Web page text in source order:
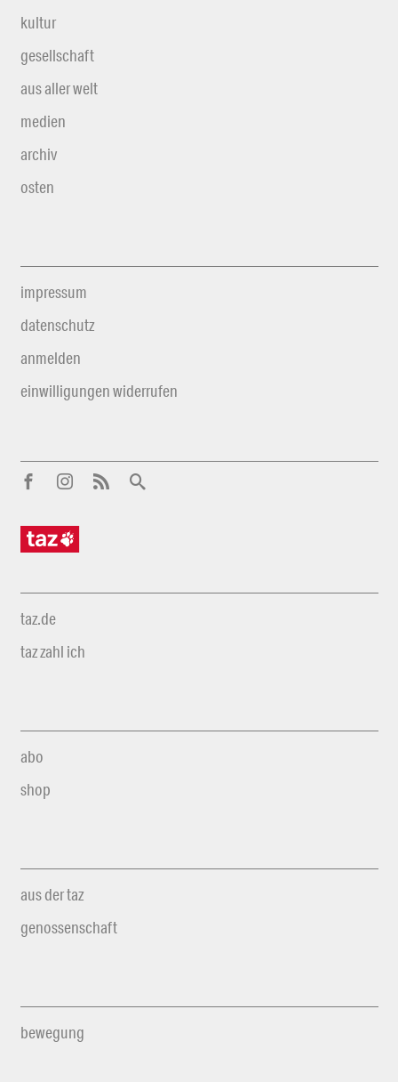
kultur
gesellschaft
aus aller welt
medien
archiv
osten
impressum
datenschutz
anmelden
einwilligungen widerrufen
taz.de
taz zahl ich
abo
shop
aus der taz
genossenschaft
bewegung